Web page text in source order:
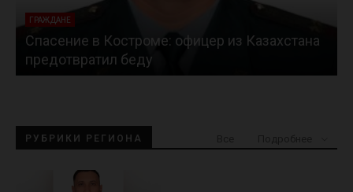
ГРАЖДАНЕ
Спасение в Костроме: офицер из Казахстана
предотвратил беду
РУБРИКИ РЕГИОНА